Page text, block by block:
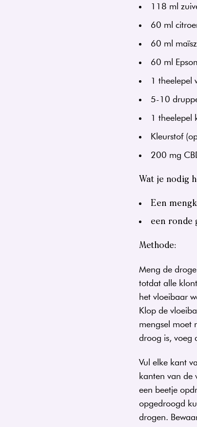
118 ml
60 ml
60 ml
60 ml
1 theelepel
5-10
1 theelepel
Kleurstof
200 mg
Wat je nodig
Een
een ronde
Methode:
Meng de
totdat alle
het vloeibaar
Klop de
mengsel moet
droog is, voeg
Vul elke kant
kanten van de
een ​​beetje
opgedroogd
drogen.